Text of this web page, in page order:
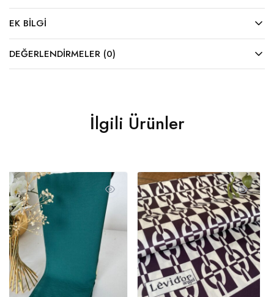
EK BILGI
DEĞERLENDIRMELER (0)
İlgili Ürünler